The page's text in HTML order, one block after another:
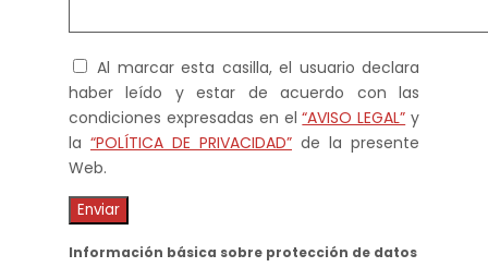
Al marcar esta casilla, el usuario declara
haber leído y estar de acuerdo con las
condiciones expresadas en el“AVISO LEGAL” y
la “POLÍTICA DE PRIVACIDAD” de la presente
Web.
Información básica sobre protección de datos